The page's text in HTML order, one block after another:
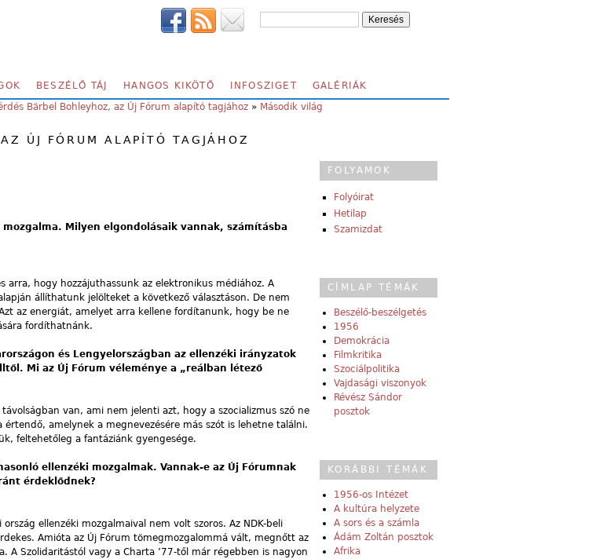
BESZÉLŐ TÁJ HANGOS KIKÖTŐ INFOSZIGET GALÉRIÁK
Bärbel Bohleyhoz, az Új Fórum alapító tagjához » Második világ
ÚJ FÓRUM ALAPÍTÓ TAGJÁHOZ
Milyen elgondolásaik vannak, számításba
arra, hogy hozzájuthassunk az elektronikus médiához. A
állíthatunk jelölteket a következő választáson. De nem
az energiát, amelyet arra kellene fordítanunk, hogy be ne
fordíthatnánk.
és Lengyelországban az ellenzéki irányzatok
Mi az Új Fórum véleménye a „reálban létező
van, ami nem jelenti azt, hogy a szocializmus szó ne
amelynek a megnevezésére más szót is lehetne találni.
feltehetőleg a fantáziánk gyengesége.
ellenzéki mozgalmak. Vannak-e az Új Fórumnak
érdeklődnek?
ellenzéki mozgalmaival nem volt szoros. Az NDK-beli
Amióta az Új Fórum tömegmozgalommá vált, megnőtt az
A Szolidaritástól vagy a Charta ’77-től már régebben is nagyon
FOLYAMOK
Folyóirat
Hetilap
Szamizdat
CÍMLAP TÉMÁK
Beszélő-beszélgetés
1956
Demokrácia
Filmkritika
Szociálpolitika
Vajdasági viszonyok
Révész Sándor
posztok
KORÁBBI TÉMÁK
1956-os Intézet
A kultúra helyzete
A sors és a számla
Ádám Zoltán posztok
Afrika